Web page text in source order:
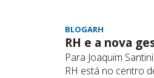
BLOGARH
RH e a nova
Para Joaquim
RH está no centro